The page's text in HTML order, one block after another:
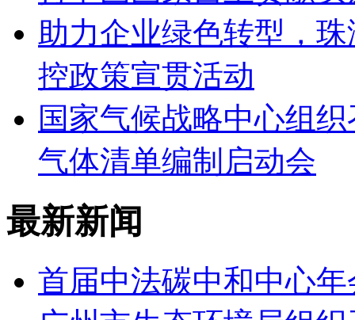
助力企业绿色转型，
控政策宣贯活动
国家气候战略中心组
气体清单编制启动会
最新新闻
首届中法碳中和中心